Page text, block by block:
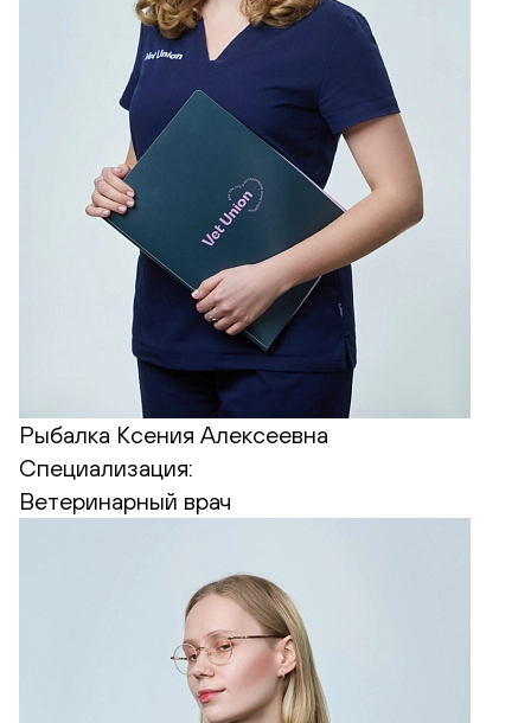
Рыбалка Ксения Алексеевна
Специализация:
Ветеринарный врач